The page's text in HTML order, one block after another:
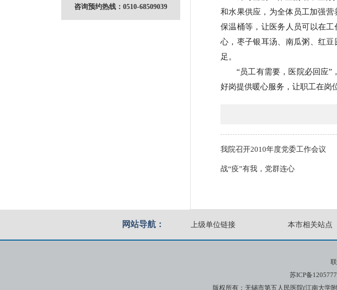
咨询预约热线：0510-68509039
和水果供应，为全体员工加强营
保温桶等，让医务人员可以在
心，枣子银耳汤、南瓜粥、红
足。
“员工有需要，医院必回应”
好岗提供暖心服务，让职工在岗
我院召开2010年度党委工作会议
战“疫”有我，党群连心
网站导航： 上级单位链接 本市相关站点
苏ICP备
版权所有：无锡市第五人民医院(江南大学